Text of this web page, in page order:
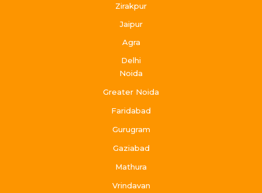
Zirakpur
Jaipur
Agra
Delhi
Noida
Greater Noida
Faridabad
Gurugram
Gaziabad
Mathura
Vrindavan